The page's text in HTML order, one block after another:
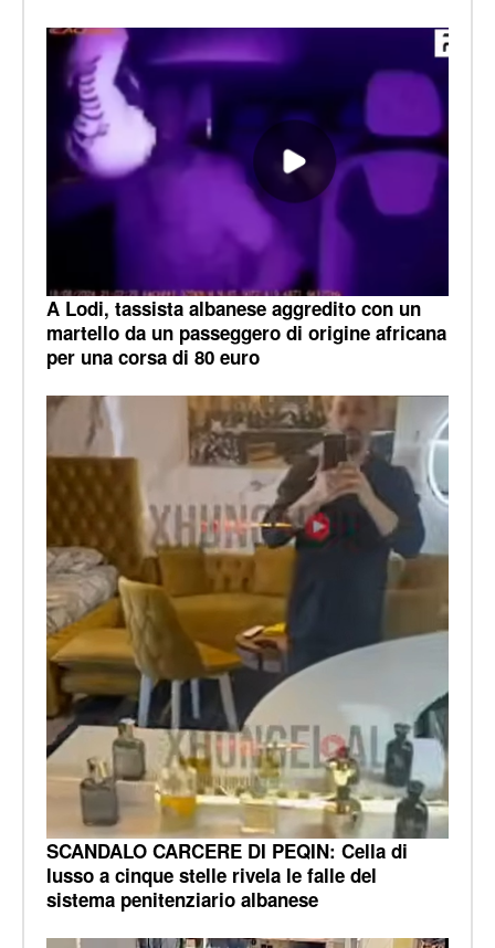
A Lodi, tassista albanese aggredito con un
martello da un passeggero di origine africana
per una corsa di 80 euro
SCANDALO CARCERE DI PEQIN: Cella di
lusso a cinque stelle rivela le falle del
sistema penitenziario albanese